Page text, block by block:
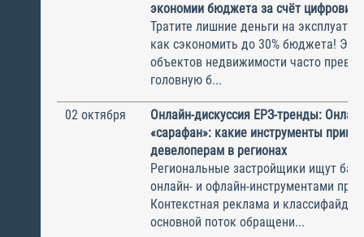
экономии бюджета за счёт
Тратите лишние деньги на
как сэкономить до 30% бюджета!
объектов недвижимости часто
головную б...
02 октября
Онлайн-дискуссия ЕРЗ-тренды:
«сарафан»: какие инструменты
девелоперам в регионах
Региональные застройщики ищут
онлайн- и офлайн-инструментами
Контекстная реклама и классифайды
основной поток обращени...